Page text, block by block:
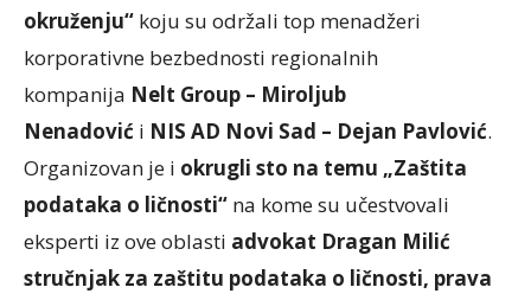
okruženju“ koju su održali top menadžeri
korporativne bezbednosti regionalnih
kompanija Nelt Group – Miroljub
Nenadović i NIS AD Novi Sad – Dejan Pavlović.
Organizovan je i okrugli sto na temu „Zaštita
podataka o ličnosti“ na kome su učestvovali
eksperti iz ove oblasti advokat Dragan Milić
stručnjak za zaštitu podataka o ličnosti, prava